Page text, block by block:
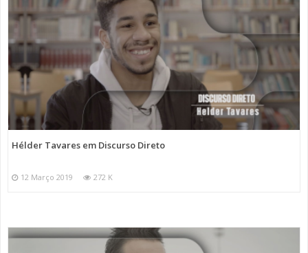
Hélder Tavares em Discurso Direto
12 Março 2019 272 K